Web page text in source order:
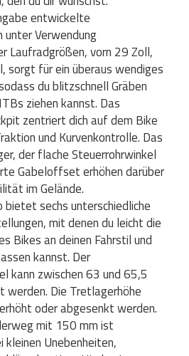
entwickelte
unter Verwendung
Laufradgrößen, vorn 29 Zoll,
sorgt für ein überaus wendiges
du blitzschnell Gräben
ziehen kannst. Das
zentriert dich auf dem Bike
und Kurvenkontrolle. Das
der flache Steuerrohrwinkel
Gabeloffset erhöhen darüber
im Gelände.
bietet sechs unterschiedliche
mit denen du leicht die
Bikes an deinen Fahrstil und
kannst. Der
kann zwischen 63 und 65,5
werden. Die Tretlagerhöhe
oder abgesenkt werden.
mit 150 mm ist
kleinen Unebenheiten,